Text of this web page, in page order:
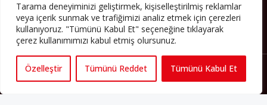
Tarama deneyiminizi geliştirmek, kişiselleştirilmiş reklamlar
veya içerik sunmak ve trafiğimizi analiz etmek için çerezleri
kullanıyoruz. "Tümünü Kabul Et" seçeneğine tıklayarak
çerez kullanımımızı kabul etmiş olursunuz.
Özelleştir Tümünü Reddet Tümünü Kabul Et